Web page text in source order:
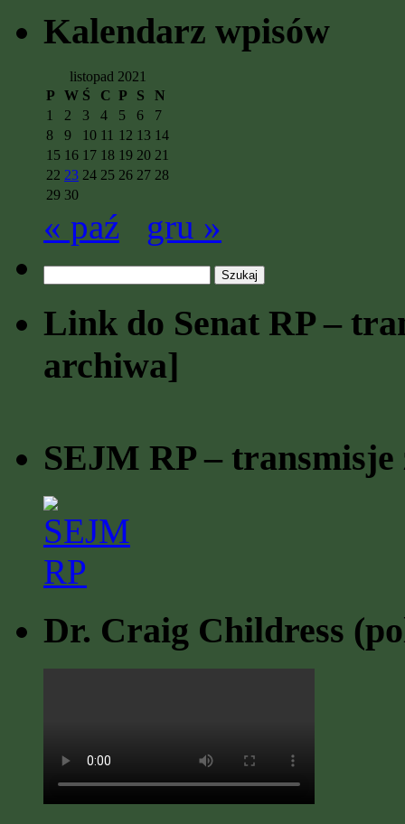
Kalendarz wpisów
listopad 2021
P W Ś C P S
N
1
2 3 4 5 6
7
8
9 10 11 12 13 14
15 16 17 18 19 20 21
22 23 24 25 26 27 28
29 30
« paź gru »
Link do Senat RP –
archiwa]
SEJM RP –
Dr. Craig Childress